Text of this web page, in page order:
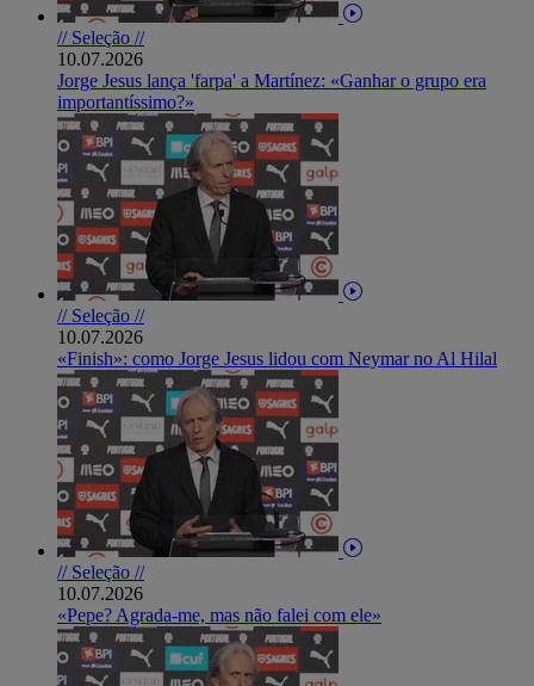
// Seleção //
10.07.2026
Jorge Jesus lança 'farpa' a Martínez: «Ganhar o grupo era
importantíssimo?»
// Seleção //
10.07.2026
«Finish»: como Jorge Jesus lidou com Neymar no Al Hilal
// Seleção //
10.07.2026
«Pepe? Agrada-me, mas não falei com ele»